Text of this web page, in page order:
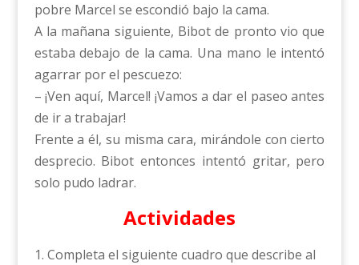
pobre Marcel se escondió bajo la cama.
A la mañana siguiente, Bibot de pronto vio que
estaba debajo de la cama. Una mano le intentó
agarrar por el pescuezo:
– ¡Ven aquí, Marcel! ¡Vamos a dar el paseo antes
de ir a trabajar!
Frente a él, su misma cara, mirándole con cierto
desprecio. Bibot entonces intentó gritar, pero
solo pudo ladrar.
Actividades
1. Completa el siguiente cuadro que describe al